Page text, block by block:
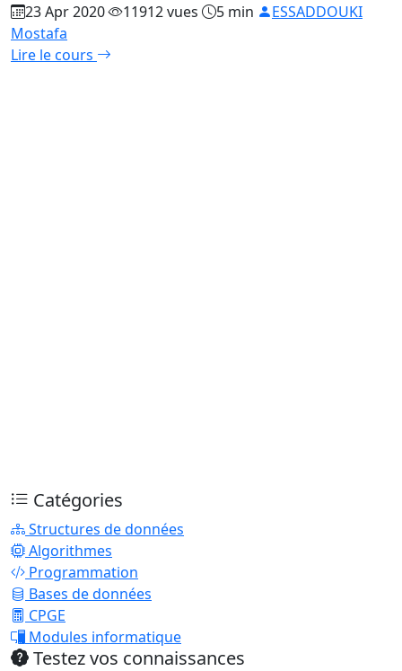
23 Apr 2020
11912 vues 5 min
ESSADDOUKI
Mostafa
Lire le cours
Catégories
Structures de données
Algorithmes
Programmation
Bases de données
CPGE
Modules informatique
Testez vos connaissances